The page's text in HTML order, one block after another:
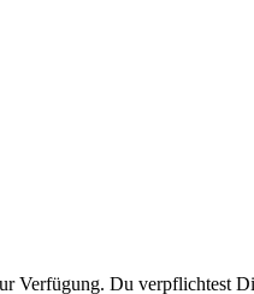
Verfügung. Du verpflichtest